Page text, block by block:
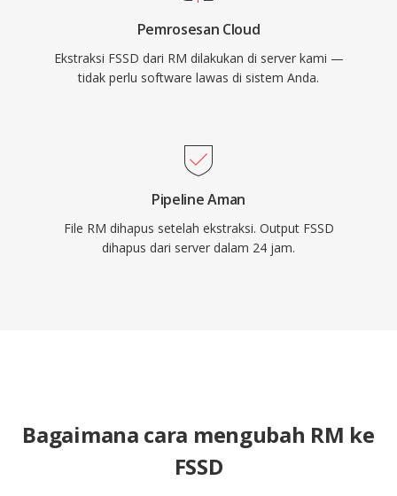
Pemrosesan Cloud
Ekstraksi FSSD dari RM dilakukan di server kami —
tidak perlu software lawas di sistem Anda.
Pipeline Aman
File RM dihapus setelah ekstraksi. Output FSSD
dihapus dari server dalam 24 jam.
Bagaimana cara mengubah RM ke
FSSD